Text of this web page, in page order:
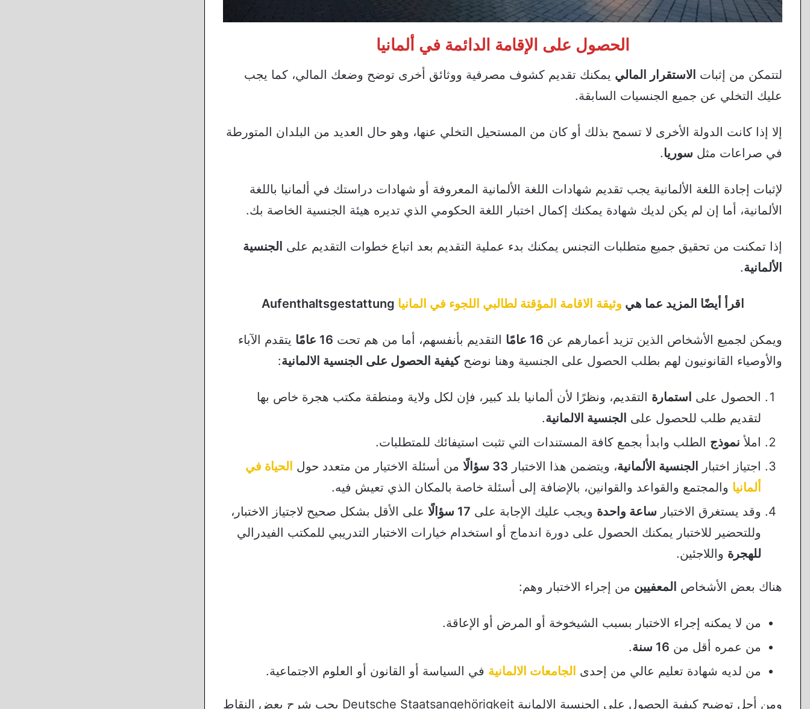
الحصول على الإقامة الدائمة في ألمانيا
لتتمكن من إثبات الاستقرار المالي يمكنك تقديم كشوف مصرفية ووثائق أخرى توضح وضعك المالي، كما يجب
عليك التخلي عن جميع الجنسيات السابقة.
إلا إذا كانت الدولة الأخرى لا تسمح بذلك أو كان من المستحيل التخلي عنها، وهو حال العديد من البلدان المتورطة
في صراعات مثل سوريا.
لإثبات إجادة اللغة الألمانية يجب تقديم شهادات اللغة الألمانية المعروفة أو شهادات دراستك في ألمانيا باللغة
الألمانية، أما إن لم يكن لديك شهادة يمكنك إكمال اختبار اللغة الحكومي الذي تديره هيئة الجنسية الخاصة بك.
إذا تمكنت من تحقيق جميع متطلبات التجنس يمكنك بدء عملية التقديم بعد اتباع خطوات التقديم على الجنسية
الألمانية.
اقرأ أيضًا المزيد عما هي وثيقة الاقامة المؤقتة لطالبي اللجوء في المانيا
ويمكن لجميع الأشخاص الذين تزيد أعمارهم عن 16 عامًا التقديم بأنفسهم، أما من هم تحت 16 عامًا
يتقدم الآباء
والأوصياء القانونيون لهم بطلب الحصول على الجنسية وهنا نوضحكيفية الحصول على الجنسية الالمانية:
الحصول على استمارة التقديم، ونظرًا لأن ألمانيا بلد كبير، فإن لكل ولاية ومنطقة مكتب هجرة خاص بها
لتقديم طلب للحصول على الجنسية الالمانية.
املأ نموذج الطلب وابدأ بجمع كافة المستندات التي تثبت استيفائك للمتطلبات.
اجتياز اختبار
الجنسية الألمانية، ويتضمن هذا الاختبار 33 سؤالًا من أسئلة الاختيار من متعدد حول الحياة في
ألمانيا والمجتمع والقواعد والقوانين، بالإضافة إلى أسئلة خاصة بالمكان الذي تعيش فيه.
وقد يستغرق الاختبار ساعة واحدة ويجب عليك الإجابة على 17 سؤالًا
على الأقل بشكل صحيح لاجتياز الاختبار،
وللتحضير للاختبار يمكنك الحصول على دورة اندماج أو استخدام خيارات الاختبار التدريبي للمكتب الفيدرالي
للهجرة واللاجئين.
هناك بعض الأشخاص المعفيين من إجراء الاختبار وهم:
من لا يمكنه إجراء الاختبار بسبب الشيخوخة أو المرض أو الإعاقة.
من عمره أقل من 16 سنة
.
من لديه شهادة تعليم عالي من إحدى الجامعات الالمانية في السياسة أو القانون أو العلوم الاجتماعية.
ومن أجل توضيح كيفية الحصول على الجنسية الالمانية Deutsche Staatsangehörigkeit يجب شرح بعض النقاط